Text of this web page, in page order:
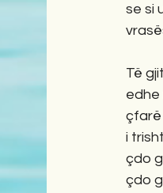
se si
Të
edhe
çfarë
i
çdo
çdo